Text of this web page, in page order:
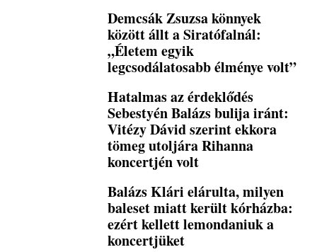
Demcsák Zsuzsa könnyek
között állt a Siratófalnál:
„Életem egyik
legcsodálatosabb élménye volt”
Hatalmas az érdeklődés
Sebestyén Balázs bulija iránt:
Vitézy Dávid szerint ekkora
tömeg utoljára Rihanna
koncertjén volt
Balázs Klári elárulta, milyen
baleset miatt került kórházba:
ezért kellett lemondaniuk a
koncertjüket